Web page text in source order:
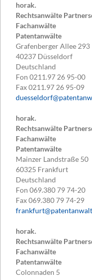
horak.
Rechtsanwälte
Fachanwälte
Patentanwälte
Grafenberger Allee 293
40237 Düsseldorf
Deutschland
Fon 0211.97 26 95-00
Fax0211.97 26 95-09
horak.
Rechtsanwälte
Fachanwälte
Patentanwälte
Mainzer Landstraße 50
60325 Frankfurt
Deutschland
Fon 069.380 79 74-20
Fax069.380 79 74-29
horak.
Rechtsanwälte
Fachanwälte
Patentanwälte
Colonnaden 5